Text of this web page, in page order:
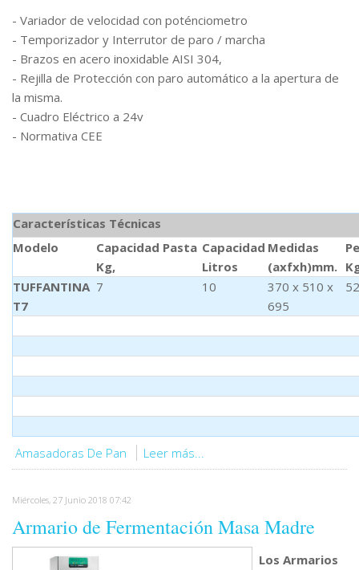
- Variador de velocidad con poténciometro
- Temporizador y Interrutor de paro / marcha
- Brazos en acero inoxidable AISI 304,
- Rejilla de Protección con paro automático a la apertura de
la misma.
- Cuadro Eléctrico a 24v
- Normativa CEE
Características Técnicas
Modelo
Capacidad Pasta
Kg,
Capacidad
Litros
Medidas
(axfxh)mm.
TUFFANTINA
T7
7 10
370 x 510 x
695
52
Amasadoras De Pan Leer más...
Miércoles, 27 Junio 2018 07:42
Armario de Fermentación Masa Madre
Los Armarios